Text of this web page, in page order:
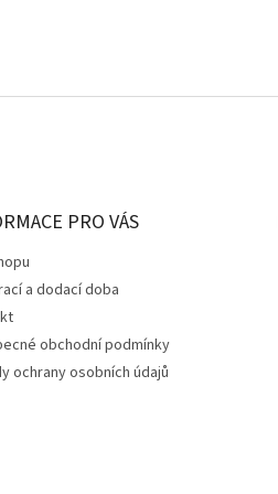
PRO VÁS
a dodací doba
obchodní podmínky
ochrany osobních údajů